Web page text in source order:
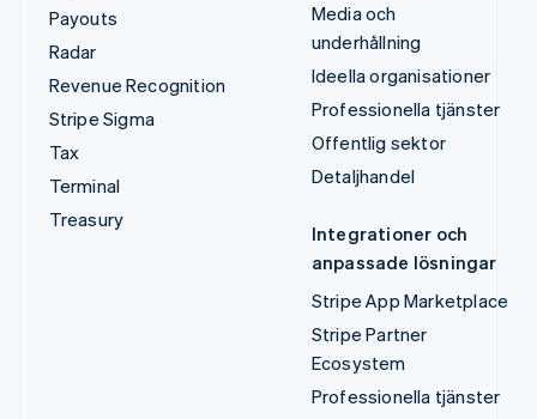
Payouts
Radar
Revenue Recognition
Stripe Sigma
Tax
Terminal
Treasury
Media och
underhållning
Ideella organisationer
Professionella tjänster
Offentlig sektor
Detaljhandel
Integrationer och
anpassade lösningar
Stripe App Marketplace
Stripe Partner
Ecosystem
Professionella tjänster